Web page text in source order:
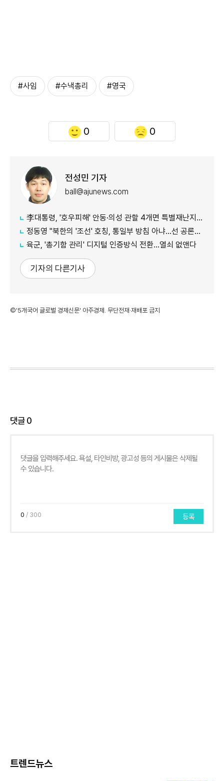
#사임 #수낵총리 #영국
0 0
전성민 기자
ball@ajunews.com
李대통령, '호우피해' 안동·의성 관할 4개면 특별재난지역 선포
정동영 "북한의 '조선' 호칭, 통일부 방침 아냐...선 공론화 먼저"
육군, '총기함 관리' 디지털 인증방식 전환…열쇠 없앤다
기자의 다른기사
©'5개국어 글로벌 경제신문' 아주경제. 무단전재·재배포 금지
댓글0
0 / 300 등록
트렌드뉴스